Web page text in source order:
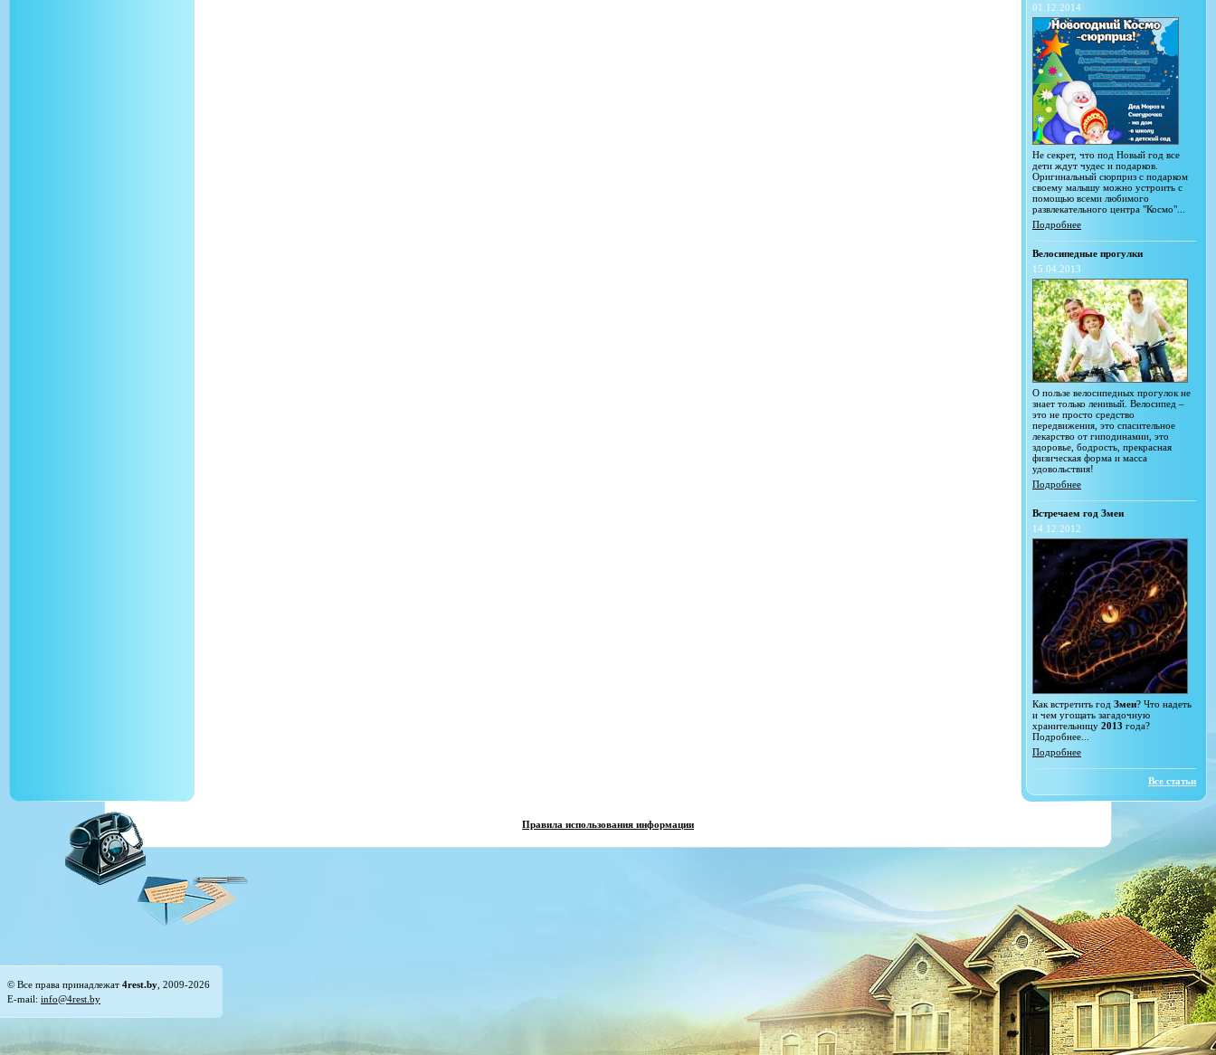
01.12.2014
Не секрет, что под Новый год все
дети ждут чудес и подарков.
Оригинальный сюрприз с подарком
своему малышу можно устроить с
помощью всеми любимого
развлекательного центра "Космо"...
Подробнее
Велосипедные прогулки
15.04.2013
О пользе велосипедных прогулок не
знает только ленивый. Велосипед –
это не просто средство
передвижения, это спасительное
лекарство от гиподинамии, это
здоровье, бодрость, прекрасная
физическая форма и масса
удовольствия!
Подробнее
Встречаем год Змеи
14.12.2012
Как встретить год Змеи? Что надеть
и чем угощать загадочную
хранительницу 2013 года?
Подробнее...
Подробнее
Все статьи
Правила использования информации
© Все права принадлежат 4rest.by , 2009-2026
E-mail: info@4rest.by